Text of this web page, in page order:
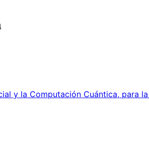
y la Computación Cuántica, para